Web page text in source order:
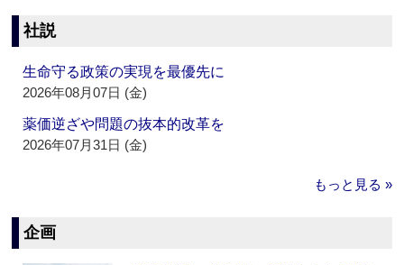
社説
生命守る政策の実現を最優先に
2026年08月07日 (金)
薬価逆ざや問題の抜本的改革を
2026年07月31日 (金)
もっと見る »
企画